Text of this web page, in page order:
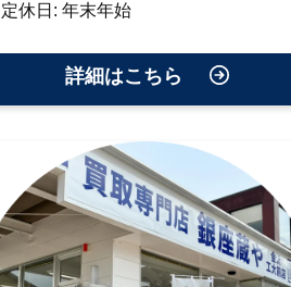
定休日: 年末年始
詳細はこちら